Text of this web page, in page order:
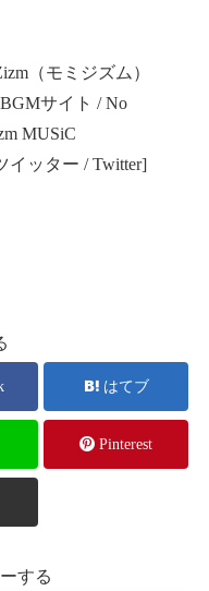
（モミジズム）
サイト / No
MUSiC
イッター / Twitter]
はてブ
Pinterest
する